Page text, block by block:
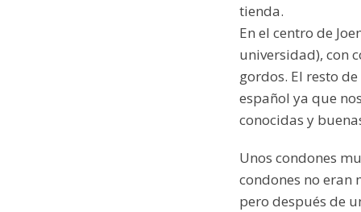
tienda.
En el centro de
universidad), con
gordos. El resto
español ya que
conocidas y
Unos condones
condones no eran
pero después de